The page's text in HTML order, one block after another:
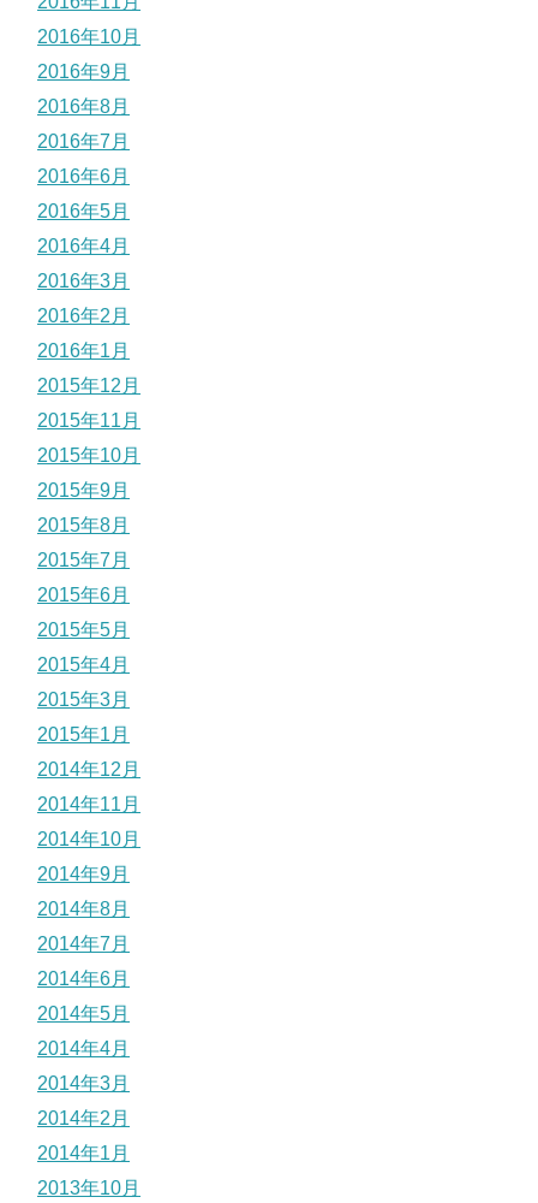
2016年10月
2016年9月
2016年8月
2016年7月
2016年6月
2016年5月
2016年4月
2016年3月
2016年2月
2016年1月
2015年12月
2015年11月
2015年10月
2015年9月
2015年8月
2015年7月
2015年6月
2015年5月
2015年4月
2015年3月
2015年1月
2014年12月
2014年11月
2014年10月
2014年9月
2014年8月
2014年7月
2014年6月
2014年5月
2014年4月
2014年3月
2014年2月
2014年1月
2013年10月